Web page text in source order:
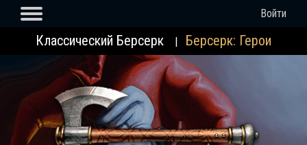
Классический Берсерк | Берсерк: Герои
Войти